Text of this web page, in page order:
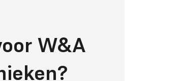
W&A